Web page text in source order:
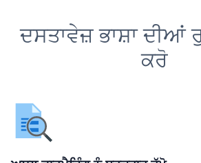
ਦਸਤਾਵੇਜ਼ ਭਾਸ਼ਾ ਦੀਆਂ
ਕਰੋ